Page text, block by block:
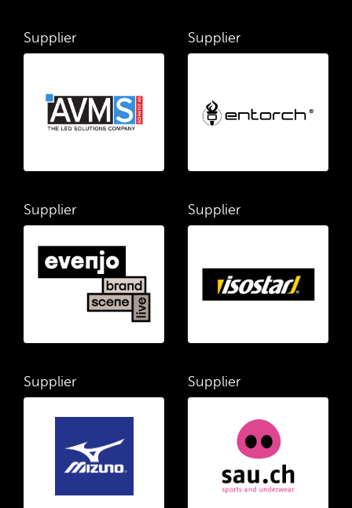
Supplier Supplier
Supplier Supplier
Supplier Supplier